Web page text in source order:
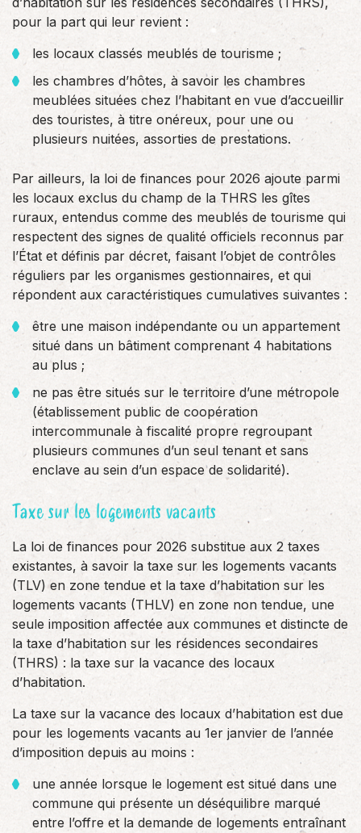
pour la part qui leur revient :
les locaux classés meublés de tourisme ;
les chambres d’hôtes, à savoir les chambres
meublées situées chez l’habitant en vue d’accueillir
des touristes, à titre onéreux, pour une ou
plusieurs nuitées, assorties de prestations.
Par ailleurs, la loi de finances pour 2026 ajoute parmi
les locaux exclus du champ de la THRS les gîtes
ruraux, entendus comme des meublés de tourisme qui
respectent des signes de qualité officiels reconnus par
l’État et définis par décret, faisant l’objet de contrôles
réguliers par les organismes gestionnaires, et qui
répondent aux caractéristiques cumulatives suivantes :
être une maison indépendante ou un appartement
situé dans un bâtiment comprenant 4 habitations
au plus ;
ne pas être situés sur le territoire d’une métropole
(établissement public de coopération
intercommunale à fiscalité propre regroupant
plusieurs communes d’un seul tenant et sans
enclave au sein d’un espace de solidarité).
Taxe sur les logements vacants
La loi de finances pour 2026 substitue aux 2 taxes
existantes, à savoir la taxe sur les logements vacants
(TLV) en zone tendue et la taxe d’habitation sur les
logements vacants (THLV) en zone non tendue, une
seule imposition affectée aux communes et distincte de
la taxe d’habitation sur les résidences secondaires
(THRS) : la taxe sur la vacance des locaux
d’habitation.
La taxe sur la vacance des locaux d’habitation est due
pour les logements vacants au 1er janvier de l’année
d’imposition depuis au moins :
une année lorsque le logement est situé dans une
commune qui présente un déséquilibre marqué
entre l’offre et la demande de logements entraînant